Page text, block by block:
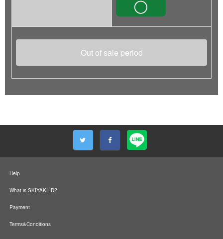
Out of sale period
Help
What is SKIYAKI ID?
Payment
Terms&Conditions